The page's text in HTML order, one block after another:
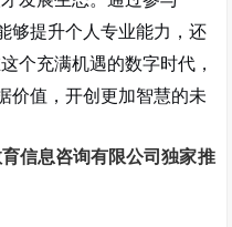
够提升个人专业能力，还
个充满机遇的数字时代，
价值，开创更加智慧的未
信息咨询有限公司独家推